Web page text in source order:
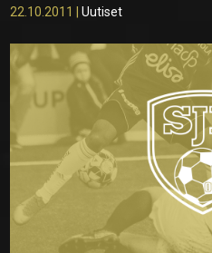
22.10.2011 |Uutiset